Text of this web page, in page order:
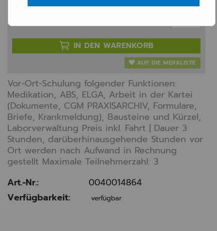
IN DEN WARENKORB
AUF DIE MERKLISTE
Vor-Ort-Schulung folgender Funktionen:
Medikation, ABS, ELGA, Arbeit in der Kartei
(Dokumente, CGM PRAXISARCHIV, Formulare,
Briefe, Krankmeldung), Bausteine und Kürzel,
Laborverwaltung Preis inkl. Fahrt | Dauer 3
Stunden, darüberhinausgehende Stunden vor
Ort werden nach Aufwand in Rechnung
gestellt Maximale Teilnehmerzahl: 3
Art.-Nr.:
0040014864
Verfügbarkeit:
verfügbar